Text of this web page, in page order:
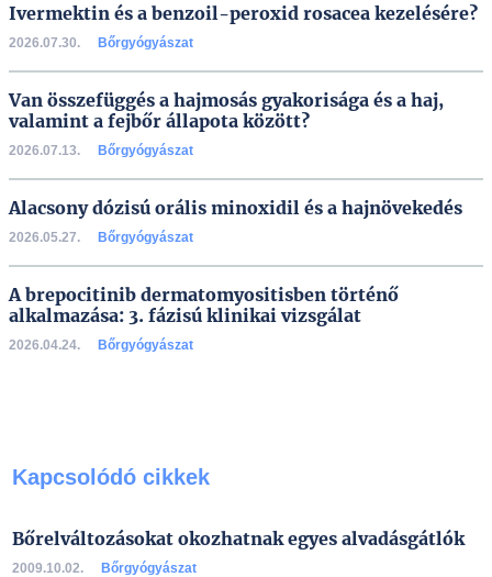
Ivermektin és a benzoil-peroxid rosacea kezelésére?
2026.07.30. Bőrgyógyászat
Van összefüggés a hajmosás gyakorisága és a haj,
valamint a fejbőr állapota között?
2026.07.13. Bőrgyógyászat
Alacsony dózisú orális minoxidil és a hajnövekedés
2026.05.27. Bőrgyógyászat
A brepocitinib dermatomyositisben történő
alkalmazása: 3. fázisú klinikai vizsgálat
2026.04.24. Bőrgyógyászat
Kapcsolódó cikkek
Bőrelváltozásokat okozhatnak egyes alvadásgátlók
2009.10.02. Bőrgyógyászat